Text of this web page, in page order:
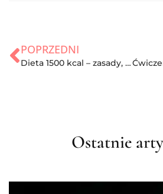
POPRZEDNI
Dieta 1500 kcal – zasady, przykładowy jadłospis oraz efekty
Ostatnie